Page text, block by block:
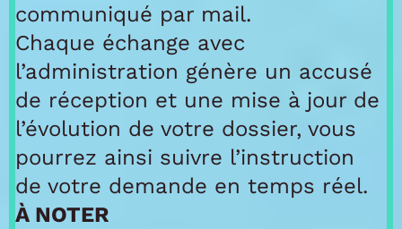
communiqué par mail.
Chaque échange avec
l’administration génère un accusé
de réception et une mise à jour de
l’évolution de votre dossier, vous
pourrez ainsi suivre l’instruction
de votre demande en temps réel.
À NOTER